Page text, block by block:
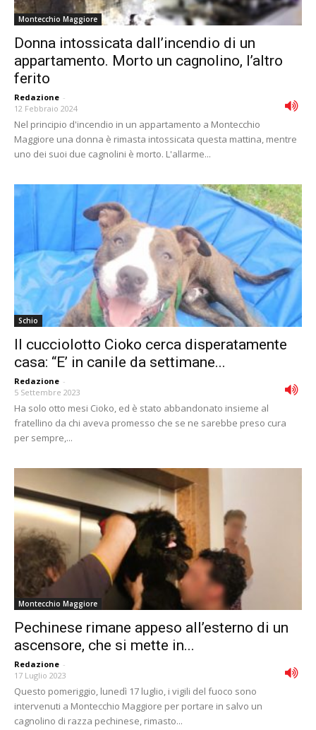
Montecchio Maggiore
Donna intossicata dall’incendio di un
appartamento. Morto un cagnolino, l’altro
ferito
Redazione -
12 Febbraio 2024
Nel principio d'incendio in un appartamento a Montecchio
Maggiore una donna è rimasta intossicata questa mattina, mentre
uno dei suoi due cagnolini è morto. L'allarme...
Schio
Il cucciolotto Cioko cerca disperatamente
casa: “E’ in canile da settimane...
Redazione -
5 Settembre 2023
Ha solo otto mesi Cioko, ed è stato abbandonato insieme al
fratellino da chi aveva promesso che se ne sarebbe preso cura
per sempre,...
Montecchio Maggiore
Pechinese rimane appeso all’esterno di un
ascensore, che si mette in...
Redazione -
17 Luglio 2023
Questo pomeriggio, lunedì 17 luglio, i vigili del fuoco sono
intervenuti a Montecchio Maggiore per portare in salvo un
cagnolino di razza pechinese, rimasto...